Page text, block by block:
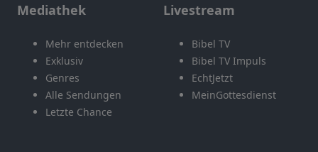
Mediathek
Mehr entdecken
Exklusiv
Genres
Alle Sendungen
Letzte Chance
Livestream
Bibel TV
Bibel TV Impuls
EchtJetzt
MeinGottesdienst